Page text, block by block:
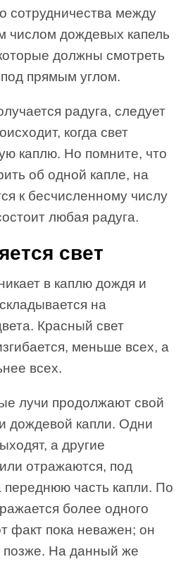
сотрудничества между
числом дождевых капель
должны смотреть
под прямым углом.
радуга, следует
когда свет
каплю. Но помните, что
об одной капле, на
к бесчисленному числу
любая радуга.
свет
в каплю дождя и
на
Красный свет
меньше всех, а
всех.
лучи продолжают свой
дождевой капли. Одни
а другие
отражаются, под
переднюю часть капли. По
более одного
факт пока неважен; он
позже. На данный же